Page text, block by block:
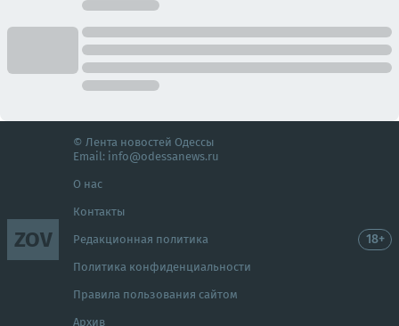
ZOV
© Лента новостей Одессы
Email: info@odessanews.ru
О нас
Контакты
Редакционная политика
Политика конфиденциальности
Правила пользования сайтом
Архив
18+